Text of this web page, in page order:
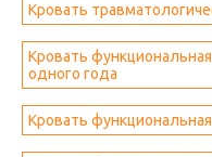
Кровать
Кровать
одного года
Кровать